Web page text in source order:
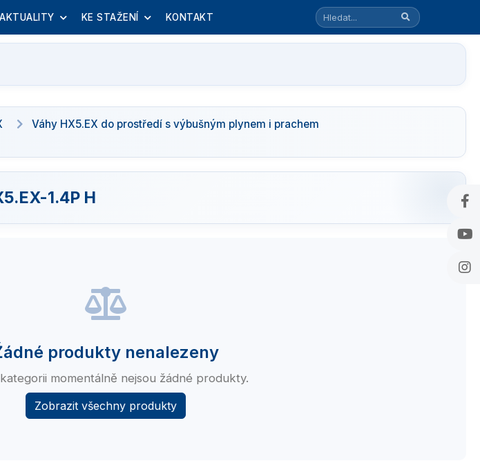
AKTUALITY KE STAŽENÍ KONTAKT
Váhy HX5.EX do prostředí s výbušným plynem i prachem
1.4P H
produkty nenalezeny
momentálně nejsou žádné produkty.
Zobrazit všechny produkty